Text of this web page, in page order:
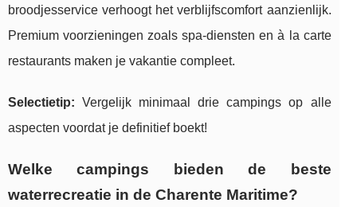
broodjesservice verhoogt het verblijfscomfort aanzienlijk.
Premium voorzieningen zoals spa-diensten en à la carte
restaurants maken je vakantie compleet.
Selectietip: Vergelijk minimaal drie campings op alle
aspecten voordat je definitief boekt!
Welke campings bieden de beste
waterrecreatie in de Charente Maritime?